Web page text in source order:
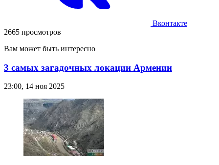
Вконтакте
2665 просмотров
Вам может быть интересно
3 самых загадочных локации Армении
23:00, 14 ноя 2025